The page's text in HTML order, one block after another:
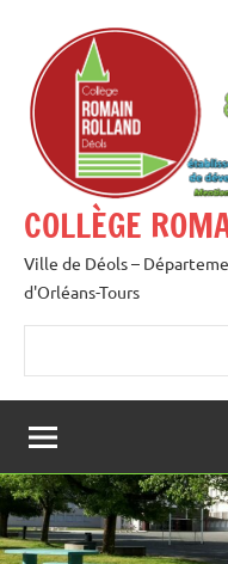
contenu
COLLÈGE
Ville de Déols –
d'Orléans-Tours